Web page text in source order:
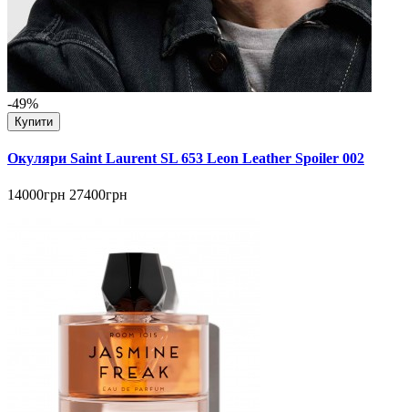
-49%
Купити
Окуляри Saint Laurent SL 653 Leon Leather Spoiler 002
14000грн 27400грн